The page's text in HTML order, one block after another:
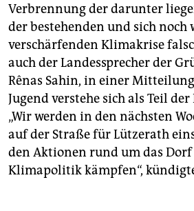
Verbrennung der darunter
der bestehenden und sich noch
verschärfenden Klimakrise
auch der Landessprecher der
Rênas Sahin, in einer
Jugend verstehe sich als Teil
„Wir werden in den nächsten
auf der Straße für Lützerath
den Aktionen rund um das
Klimapolitik kämpfen“,